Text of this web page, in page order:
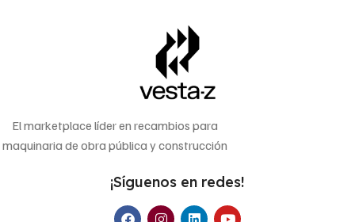
El marketplace líder en recambios para
maquinaria de obra pública y construcción
¡Síguenos en redes!